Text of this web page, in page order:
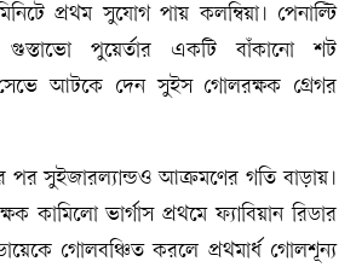
প্রথম সুযোগ পায় কলম্বিয়া। পেনাল্টি
গুস্তাভো পুয়ের্তার একটি বাঁকানো শট
আটকে দেন সুইস গোলরক্ষক গ্রেগর
পর সুইজারল্যান্ডও আক্রমণের গতি বাড়ায়।
কামিলো ভার্গাস প্রথমে ফ্যাবিয়ান রিডার
গোলবঞ্চিত করলে প্রথমার্ধ গোলশূন্য